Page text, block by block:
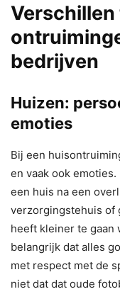
Verschillen
bedrijven
Huizen:
emoties
Bij een
en vaak ook
een huis na een
verzorgingstehuis of
heeft kleiner te gaan
belangrijk dat alles
met respect met de
niet dat dat oude